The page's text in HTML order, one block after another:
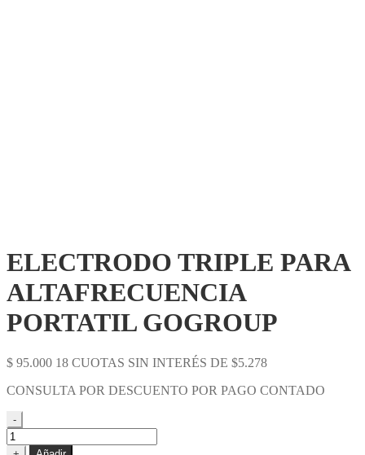
ELECTRODO TRIPLE PARA
ALTAFRECUENCIA
PORTATIL GOGROUP
$ 95.000 18 CUOTAS SIN INTERÉS DE $5.278
CONSULTA POR DESCUENTO POR PAGO CONTADO
-
ELECTRODO
TRIPLE